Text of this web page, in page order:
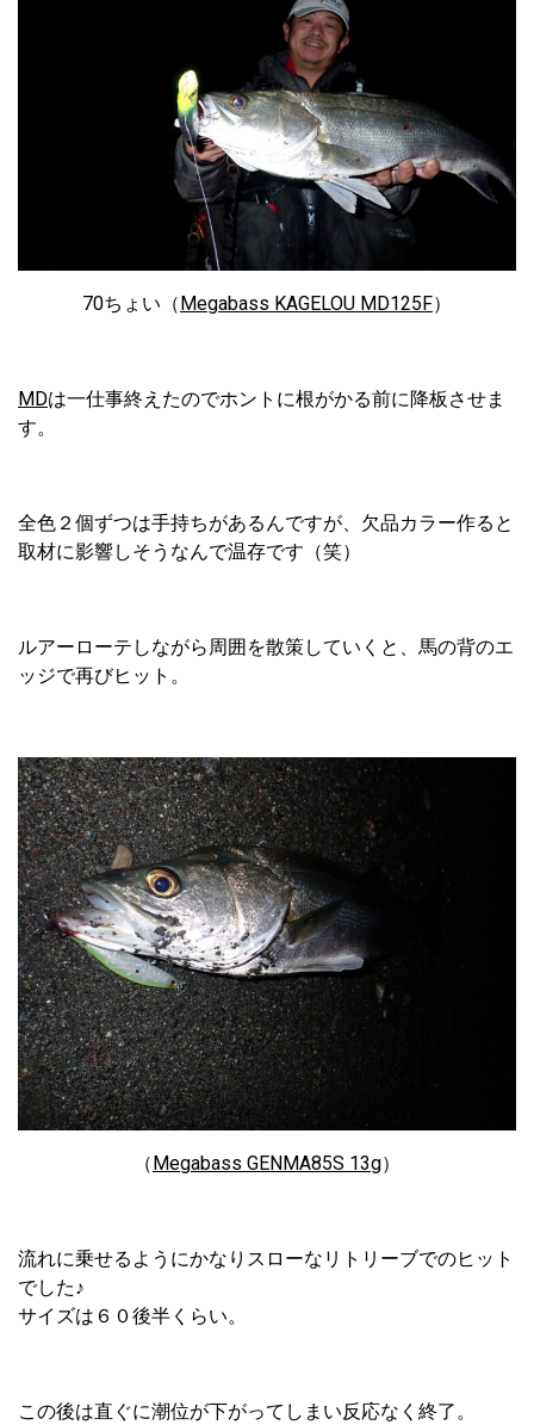
70ちょい（Megabass KAGELOU MD125F）
MDは一仕事終えたのでホントに根がかる前に降板させま
す。
全色２個ずつは手持ちがあるんですが、欠品カラー作ると
取材に影響しそうなんで温存です（笑）
ルアーローテしながら周囲を散策していくと、馬の背のエ
ッジで再びヒット。
（ Megabass GENMA85S 13g）
流れに乗せるようにかなりスローなリトリーブでのヒット
でした♪
サイズは６０後半くらい。
この後は直ぐに潮位が下がってしまい反応なく終了。